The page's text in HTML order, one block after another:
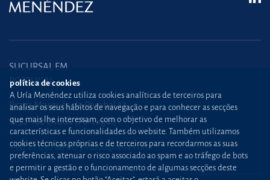
SUCURSAL EM
PORTUGAL
Praça Marquês de Pombal,12
1250-162 Lisboa (Portugal)
+351 21 030 86 00 lisboa@uria.com
política de cookies
A Uría Menéndez utiliza cookies analíticas de terceiros para
analisar os seus hábitos de navegação e para conhecer as secções
que mais lhe interessam, com o objetivo de melhorar as
características e funcionalidades do website. Também utilizamos
cookies técnicas próprias e de terceiros para recordarmos as suas
preferências, atenuar o risco associado ao spam e ao tráfego de bots
e permitir a gestão e o funcionamento de algumas secções deste